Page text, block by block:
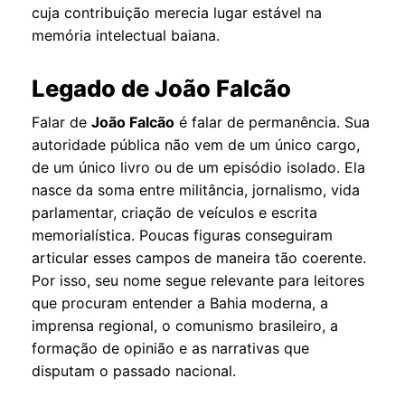
cuja contribuição merecia lugar estável na
memória intelectual baiana.
Legado de João Falcão
Falar deJoão Falcão é falar de permanência. Sua
autoridade pública não vem de um único cargo,
de um único livro ou de um episódio isolado. Ela
nasce da soma entre militância, jornalismo, vida
parlamentar, criação de veículos e escrita
memorialística. Poucas figuras conseguiram
articular esses campos de maneira tão coerente.
Por isso, seu nome segue relevante para leitores
que procuram entender a Bahia moderna, a
imprensa regional, o comunismo brasileiro, a
formação de opinião e as narrativas que
disputam o passado nacional.